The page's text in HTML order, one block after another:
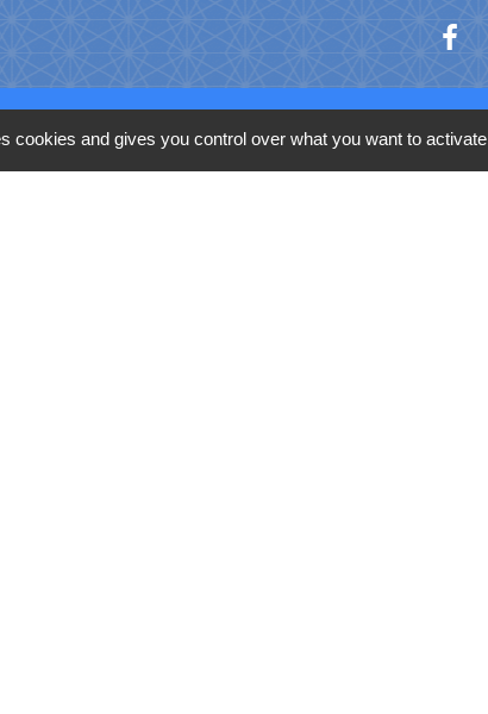
de la
cookies and gives you control over what you want to activate